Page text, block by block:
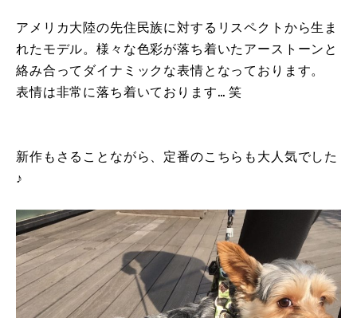
アメリカ大陸の先住民族に対するリスペクトから生ま
れたモデル。様々な色彩が落ち着いたアーストーンと
絡み合ってダイナミックな表情となっております。
表情は非常に落ち着いております… 笑
新作もさることながら、定番のこちらも大人気でした
♪